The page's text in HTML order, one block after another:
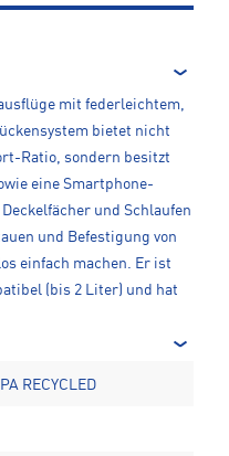
mit federleichtem,
bietet nicht
Ratio, sondern besitzt
eine Smartphone-
und Schlaufen
und Befestigung von
einfach machen. Er ist
(bis 2 Liter) und hat
RECYCLED